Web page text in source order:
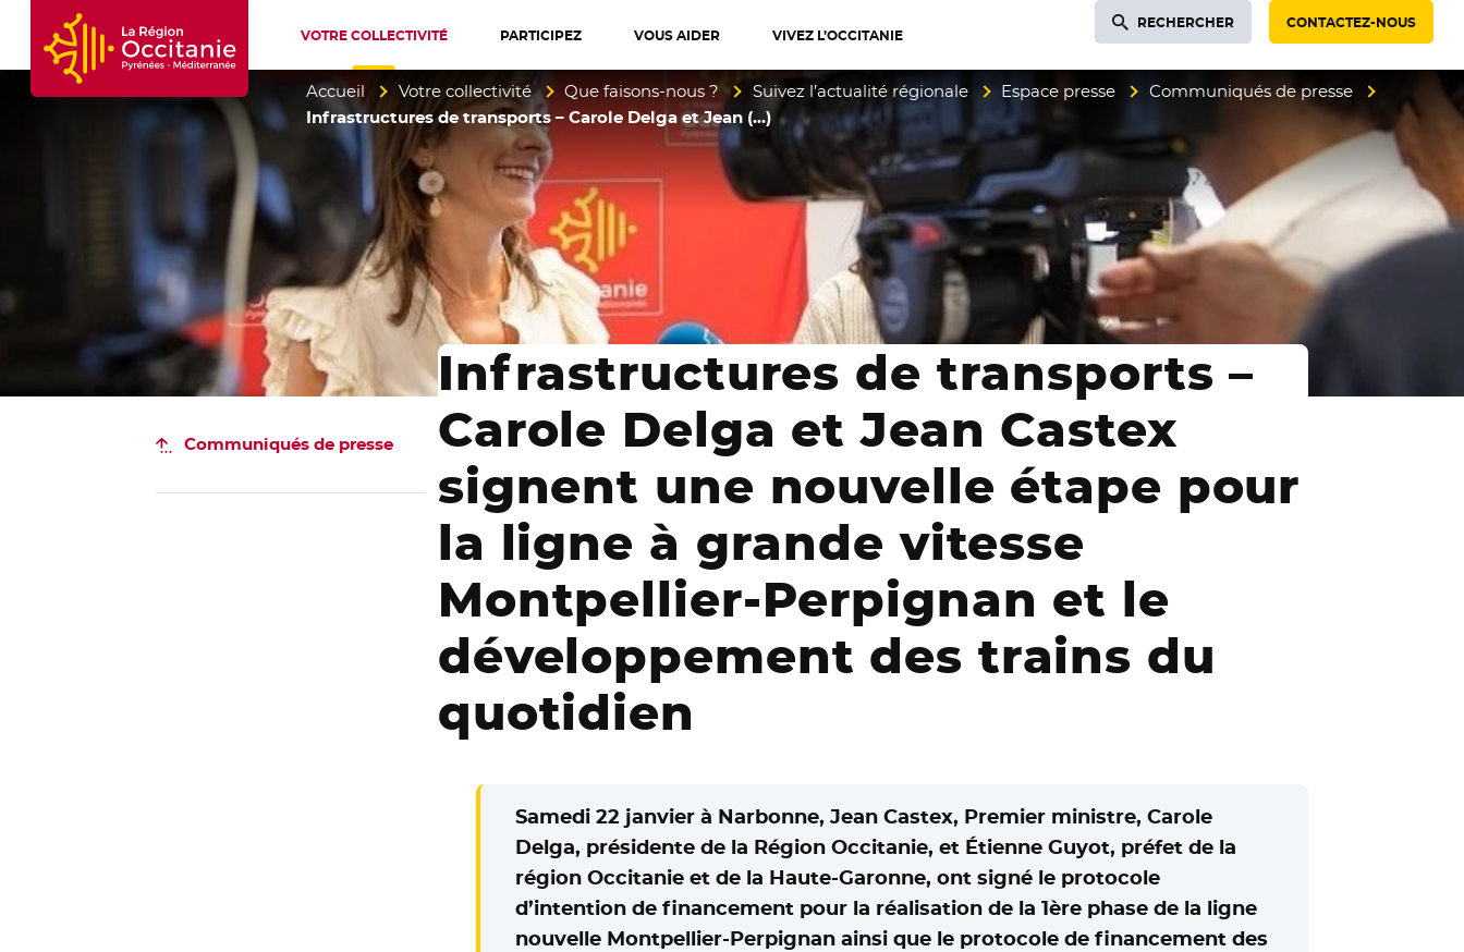
Accueil Région Occitanie / Pyrénées-Méditerranée
VOTRE COLLECTIVITÉ PARTICIPEZ VOUS AIDER VIVEZ L’OCCITANIE
RECHERCHER CONTACTEZ-NOUS
Accueil Votre collectivité Que faisons-nous ? Suivez l’actualité régionale Espace presse
Communiqués de presse
Infrastructures de transports – Carole Delga et Jean (…)
Communiqués de presse
Infrastructures de transports –
Carole Delga et Jean Castex
signent une nouvelle étape pour
la ligne à grande vitesse
Montpellier-Perpignan et le
développement des trains du
quotidien
Samedi 22 janvier à Narbonne, Jean Castex, Premier ministre, Carole
Delga, présidente de la Région Occitanie, et Étienne Guyot, préfet de la
région Occitanie et de la Haute-Garonne, ont signé le protocole
d’intention de financement pour la réalisation de la 1ère phase de la ligne
nouvelle Montpellier-Perpignan ainsi que le protocole de financement des